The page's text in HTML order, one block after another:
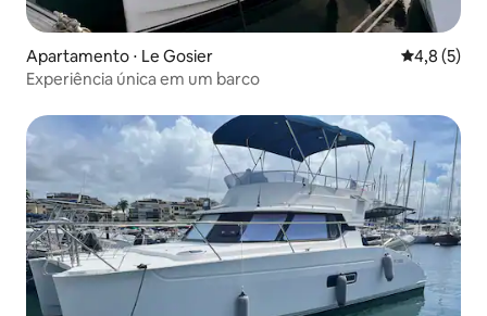
Apartamento ⋅ Le Gosier 4,8 de
4,8 (5)
Experiência única em um barco